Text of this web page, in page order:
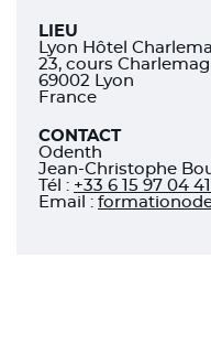
LIEU
Lyon Hôtel
23, cours
69002 Lyon
France
CONTACT
Odenth
Jean-Christophe
Tél : +33 6 15 97 04 41
Email :